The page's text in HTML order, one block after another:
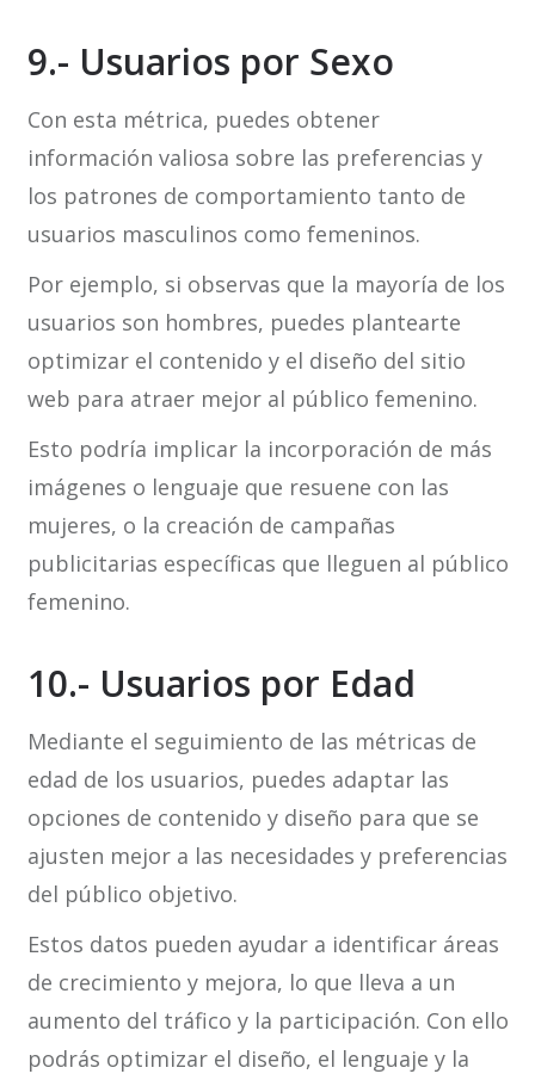
9.- Usuarios por Sexo
Con esta métrica, puedes obtener
información valiosa sobre las preferencias y
los patrones de comportamiento tanto de
usuarios masculinos como femeninos.
Por ejemplo, si observas que la mayoría de los
usuarios son hombres, puedes plantearte
optimizar el contenido y el diseño del sitio
web para atraer mejor al público femenino.
Esto podría implicar la incorporación de más
imágenes o lenguaje que resuene con las
mujeres, o la creación de campañas
publicitarias específicas que lleguen al público
femenino.
10.- Usuarios por Edad
Mediante el seguimiento de las métricas de
edad de los usuarios, puedes adaptar las
opciones de contenido y diseño para que se
ajusten mejor a las necesidades y preferencias
del público objetivo.
Estos datos pueden ayudar a identificar áreas
de crecimiento y mejora, lo que lleva a un
aumento del tráfico y la participación. Con ello
podrás optimizar el diseño, el lenguaje y la